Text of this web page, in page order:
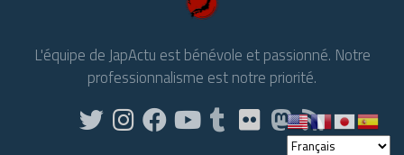
L'équipe de JapActu est bénévole et passionné. Notre
professionnalisme est notre priorité.